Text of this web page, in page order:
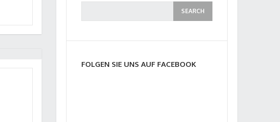
FOLGEN SIE UNS AUF FACEBOOK